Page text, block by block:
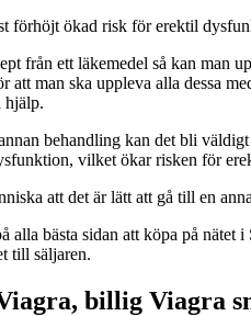
förhöjt ökad risk för erektil
från ett läkemedel så kan man
att man ska uppleva alla dessa
hjälp.
behandling kan det bli
vilket ökar risken för
att det är lätt att gå till en
bästa sidan att köpa på nätet
till säljaren.
billig Viagra